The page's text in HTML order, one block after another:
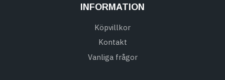
INFORMATION
Köpvillkor
Kontakt
Vanliga frågor